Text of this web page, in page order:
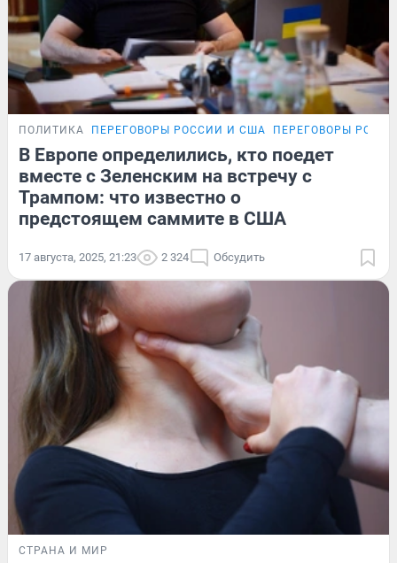
ПОЛИТИКА ПЕРЕГОВОРЫ РОССИИ И США ПЕРЕГОВОРЫ
В Европе определились, кто поедет
вместе с Зеленским на встречу с
Трампом: что известно о
предстоящем саммите в США
17 августа, 2025, 21:23 2 324 Обсудить
СТРАНА И МИР